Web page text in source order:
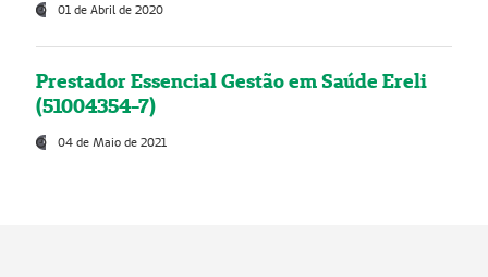
01 de Abril de 2020
Prestador Essencial Gestão em Saúde Ereli
(51004354-7)
04 de Maio de 2021